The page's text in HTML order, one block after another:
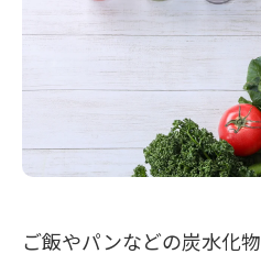
ご飯やパンなどの炭水化